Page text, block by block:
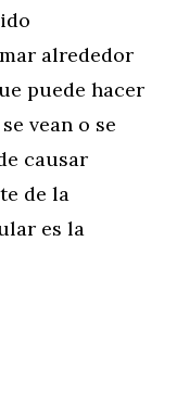
alrededor
puede hacer
vean o se
causar
de la
es la